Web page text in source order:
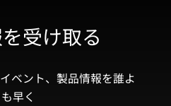
受け取る
ベント、製品情報を誰よ
早く